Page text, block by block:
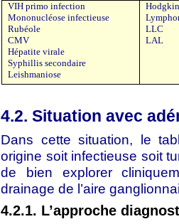
VIH primo infection
Mononucléose infectieuse
Rubéole
CMV
Hépatite virale
Syphillis secondaire
Leishmaniose
LLC
LAL
4.2. Situation avec
Dans cette situation, le
origine soit infectieuse soit
de bien explorer
drainage de l’aire
4.2.1. L’approche